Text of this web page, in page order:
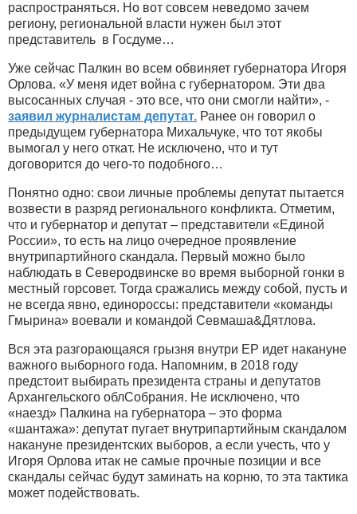
распространяться. Но вот совсем неведомо зачем
региону, региональной власти нужен был этот
представитель в Госдуме…
Уже сейчас Палкин во всем обвиняет губернатора Игоря
Орлова. «У меня идет война с губернатором. Эти два
высосанных случая - это все, что они смогли найти», -
заявил журналистам депутат. Ранее он говорил о
предыдущем губернатора Михальчуке, что тот якобы
вымогал у него откат. Не исключено, что и тут
договорится до чего-то подобного…
Понятно одно: свои личные проблемы депутат пытается
возвести в разряд регионального конфликта. Отметим,
что и губернатор и депутат – представители «Единой
России», то есть на лицо очередное проявление
внутрипартийного скандала. Первый можно было
наблюдать в Северодвинске во время выборной гонки в
местный горсовет. Тогда сражались между собой, пусть и
не всегда явно, единороссы: представители «команды
Гмырина» воевали и командой Севмаша&Дятлова.
Вся эта разгорающаяся грызня внутри ЕР идет накануне
важного выборного года. Напомним, в 2018 году
предстоит выбирать президента страны и депутатов
Архангельского облСобрания. Не исключено, что
«наезд» Палкина на губернатора – это форма
«шантажа»: депутат пугает внутрипартийным скандалом
накануне президентских выборов, а если учесть, что у
Игоря Орлова итак не самые прочные позиции и все
скандалы сейчас будут заминать на корню, то эта тактика
может подействовать.